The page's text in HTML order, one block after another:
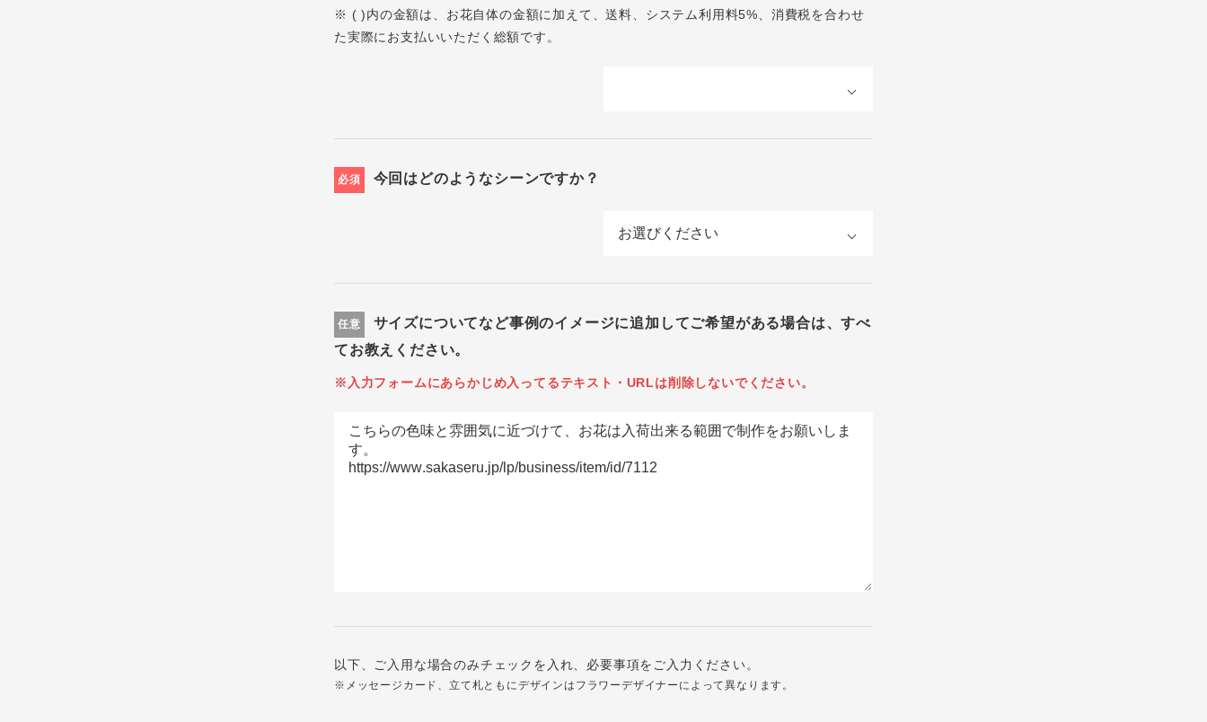
※ ( )内の金額は、お花自体の金額に加えて、送料、システム利用料5%、消費税を合わせ
た実際にお支払いいただく総額です。
必須 今回はどのようなシーンですか？
任意
サイズについてなど事例のイメージに追加してご希望がある場合は、すべ
てお教えください。
※入力フォームにあらかじめ入ってるテキスト・URLは削除しないでください。
以下、ご入用な場合のみチェックを入れ、必要事項をご入力ください。
※メッセージカード、立て札ともにデザインはフラワーデザイナーによって異なります。